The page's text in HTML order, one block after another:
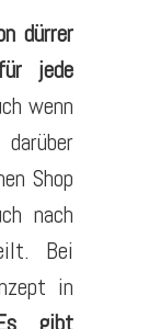
dürrer
jede
wenn
Shop
nach
Bei
in